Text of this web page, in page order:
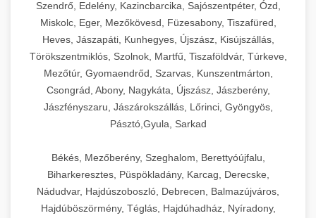
Szendrő, Edelény, Kazincbarcika, Sajószentpéter, Ózd,
Miskolc, Eger, Mezőkövesd, Füzesabony, Tiszafüred,
Heves, Jászapáti, Kunhegyes, Újszász, Kisújszállás,
Törökszentmiklós, Szolnok, Martfű, Tiszaföldvár, Túrkeve,
Mezőtúr, Gyomaendrőd, Szarvas, Kunszentmárton,
Csongrád, Abony, Nagykáta, Újszász, Jászberény,
Jászfényszaru, Jászárokszállás, Lőrinci, Gyöngyös,
Pásztó,Gyula, Sarkad
Békés, Mezőberény, Szeghalom, Berettyóújfalu,
Biharkeresztes, Püspökladány, Karcag, Derecske,
Nádudvar, Hajdúszoboszló, Debrecen, Balmazújváros,
Hajdúböszörmény, Téglás, Hajdúhadház, Nyíradony,